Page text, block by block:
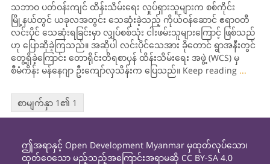
သဘာဝ ပတ်ဝန်းကျင် ထိန်းသိမ်းရေး လှုပ်ရှားသူများက စစ်ကိုင်း
မြို့နယ်တွင် ယခုလအတွင်း သေဆုံးခဲ့သည့် ကိုယ်ဝန်ဆောင် ဧရာဝတီ
လင်းပိုင် သေဆုံးရခြင်းမှာ လျှပ်စစ်သုံး ငါးဖမ်းသူများကြောင့် ဖြစ်သည်
ဟု ပြောဆိုခဲ့ကြသည်။ အဆိုပါ လင်းပိုင်သေအား ခိုတောင် ရွာအနီးတွင်
တွေ့ရှိခဲ့ကြောင်း တောရိုင်းတိရစာၦန် ထိန်းသိမ်းရေး အဖွဲ့ (WCS) မှ
စီမံကိန်း မန်နေဂျာ ဦးကျော်လှသိန်းက ပြေသည်။ Keep reading ...
စာမျက်နှာ 1၏ 1
ဤအရာနှင့် Open Development Myanmar မှထုတ်လုပ်သော၊
ထုတ်ဝေသော မည့်သည့်အကြောင်းအရာမဆို CC BY-SA 4.0